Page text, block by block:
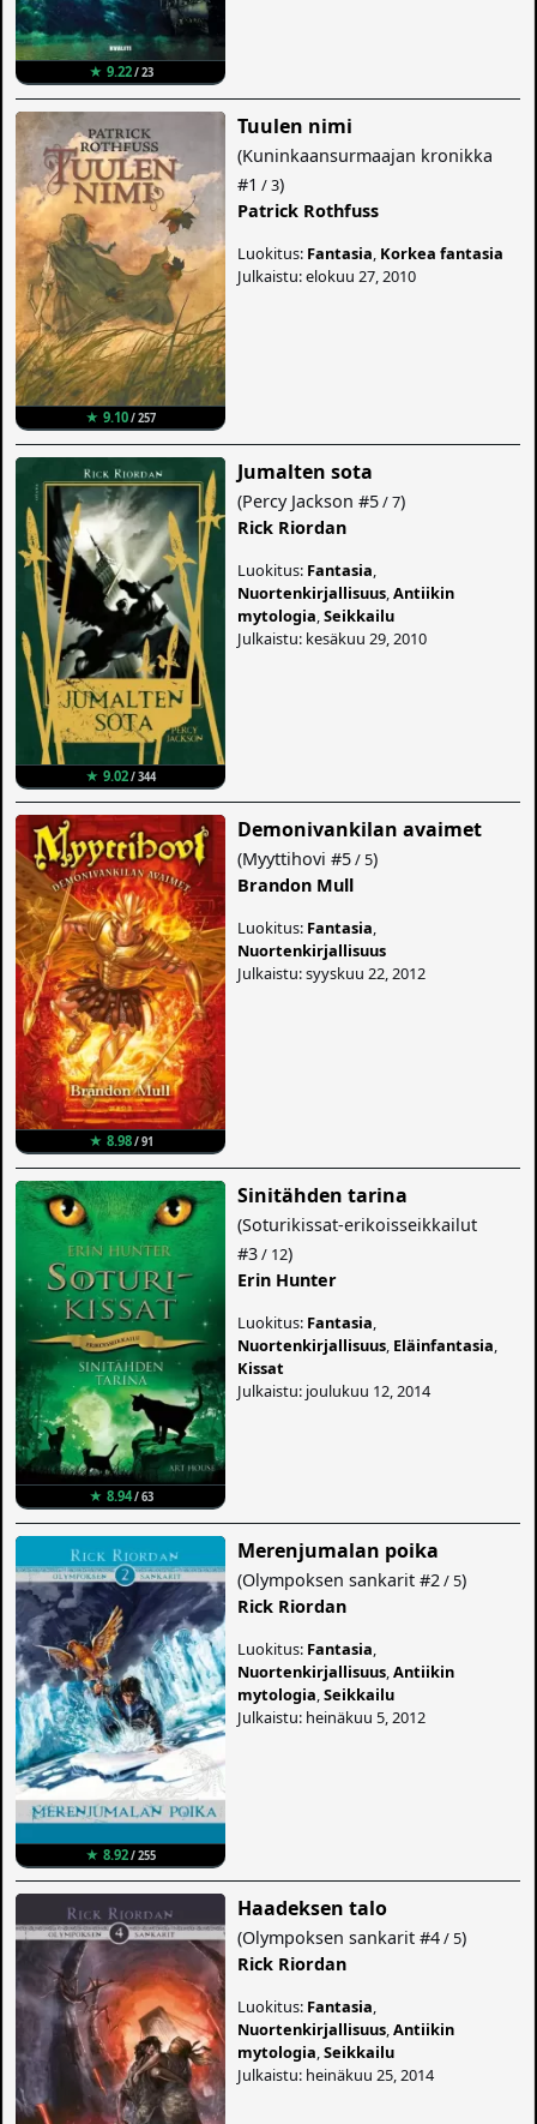
★ 9.22/ 23
★ 9.10/ 257
Tuulen nimi
(Kuninkaansurmaajan kronikka
#1 / 3)
Patrick Rothfuss
Luokitus: Fantasia Korkea fantasia
Julkaistu: elokuu 27, 2010
★ 9.02/ 344
Jumalten sota
(Percy Jackson #5/ 7)
Rick Riordan
Luokitus: Fantasia
Nuortenkirjallisuus ,Antiikin
mytologia ,Seikkailu
Julkaistu: kesäkuu 29, 2010
★ 8.98/ 91
Demonivankilan avaimet
(Myyttihovi #5/ 5)
Brandon Mull
Luokitus: Fantasia
Nuortenkirjallisuus
Julkaistu: syyskuu 22, 2012
★ 8.94/ 63
Sinitähden tarina
(Soturikissat-erikoisseikkailut
#3/ 12)
Erin Hunter
Luokitus: Fantasia
Nuortenkirjallisuus Eläinfantasia
Kissat
Julkaistu: joulukuu 12, 2014
★ 8.92/ 255
Merenjumalan poika
(Olympoksen sankarit #2 / 5)
Rick Riordan
Luokitus: Fantasia
Nuortenkirjallisuus ,Antiikin
mytologia ,Seikkailu
Julkaistu: heinäkuu 5, 2012
Haadeksen talo
(Olympoksen sankarit #4/ 5)
Rick Riordan
Luokitus: Fantasia
Nuortenkirjallisuus ,Antiikin
mytologia ,Seikkailu
Julkaistu: heinäkuu 25, 2014